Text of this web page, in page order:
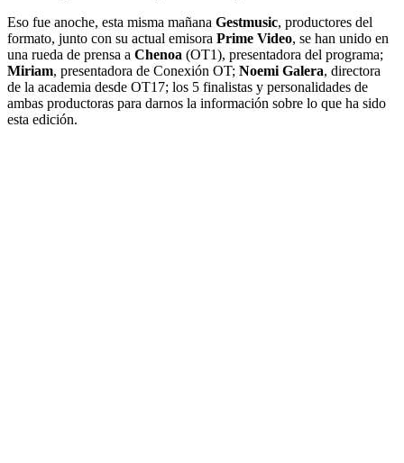
Eso fue anoche, esta misma mañana Gestmusic, productores del
formato, junto con su actual emisora Prime Video, se han unido en
una rueda de prensa a Chenoa (OT1), presentadora del programa;
Miriam, presentadora de Conexión OT; Noemi Galera, directora
de la academia desde OT17; los 5 finalistas y personalidades de
ambas productoras para darnos la información sobre lo que ha sido
esta edición.